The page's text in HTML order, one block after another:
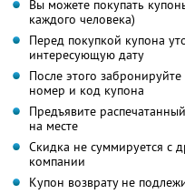
Вы можете покупать
каждого человека)
Перед покупкой купона
интересующую дату
После этого
номер и код купона
Предъявите
на месте
Скидка не суммируется с
компании
Купон возврату не